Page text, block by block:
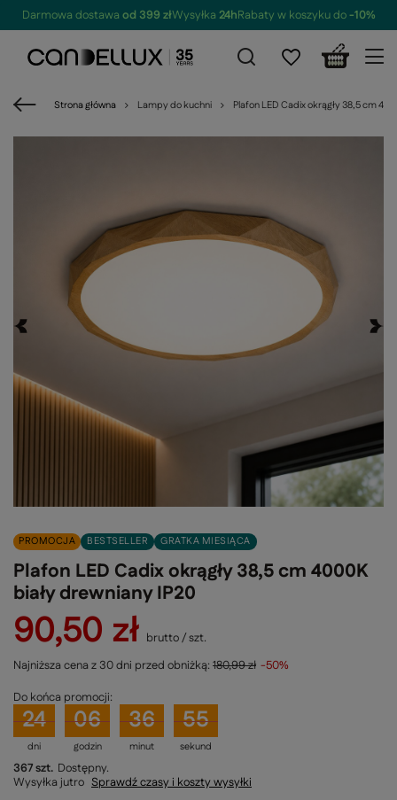
Darmowa dostawa od 399 złWysyłka 24hRabaty w koszyku do-10%
Strona główna Lampy do kuchni Plafon LED Cadix okrągły 38,5 cm
PROMOCJA BESTSELLER GRATKA MIESIĄCA
Plafon LED Cadix okrągły 38,5 cm 4000K
biały drewniany IP20
367 szt. Dostępny
Wysyłka jutro Sprawdź czasy i koszty wysyłki
90,50 zł brutto/szt.
Najniższa cena z 30 dni przed obniżką: 180,99 zł -50%
Do końca promocji:
dni
24
godzin
06
minut
36
sekund
54